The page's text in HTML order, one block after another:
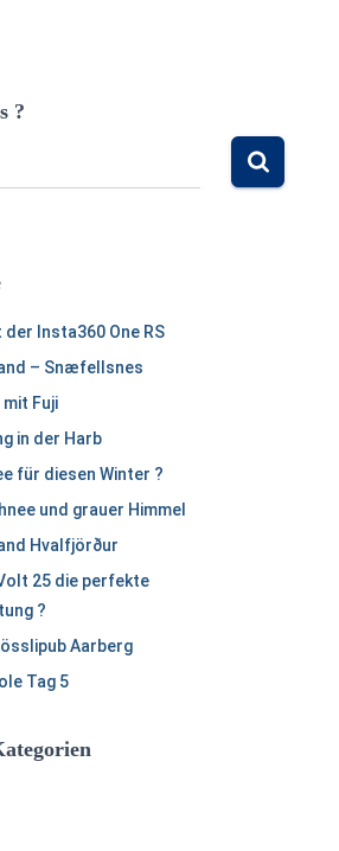
?
Insta360 One RS
– Snæfellsnes
Fuji
in der Harb
für diesen Winter ?
und grauer Himmel
Hvalfjörður
25 die perfekte
?
Aarberg
Tag 5